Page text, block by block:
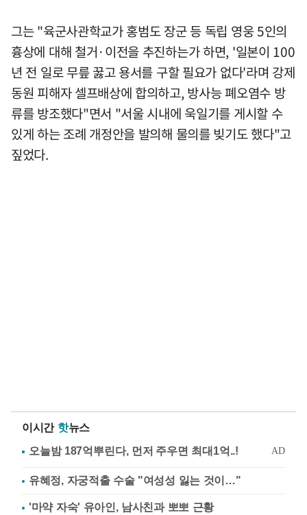
그는 "육군사관학교가 홍범도 장군 등 독립 영웅 5인의
흉상에 대해 철거·이전을 추진하는가 하면, '일본이 100
년 전 일로 무릎 꿇고 용서를 구할 필요가 없다'라며 강제
동원 피해자 셀프배상에 합의하고, 방사능 폐오염수 방
류를 방조했다"면서 "서울 시내에 욱일기를 게시할 수
있게 하는 조례 개정안을 발의해 물의를 빚기도 했다"고
짚었다.
이시간 핫뉴스
유혜정, 자궁적출 수술 "여성성 잃는 것이…"
'마약 자숙' 유아인, 남사친과 뽀뽀 근황